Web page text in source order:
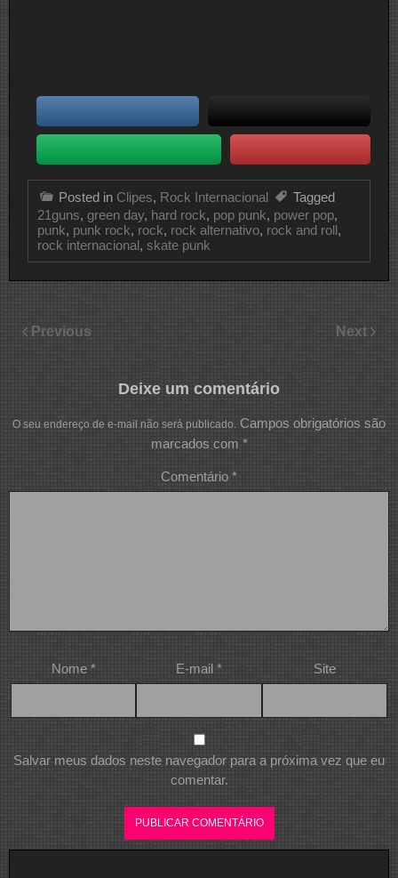
Posted in Clipes, Rock Internacional
Tagged
21guns, green day, hard rock, pop punk, power pop,
punk, punk rock, rock, rock alternativo, rock and roll,
rock internacional, skate punk
Previous Next
Deixe um comentário
O seu endereço de e-mail não será publicado. Campos obrigatórios são
marcados com *
Comentário *
Nome * E-mail * Site
Salvar meus dados neste navegador para a próxima vez que eu
comentar.